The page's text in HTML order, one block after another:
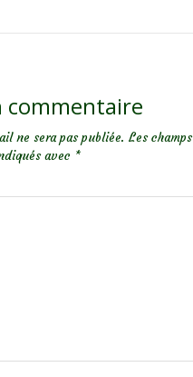
commentaire
ne sera pas publiée. Les champs
avec *